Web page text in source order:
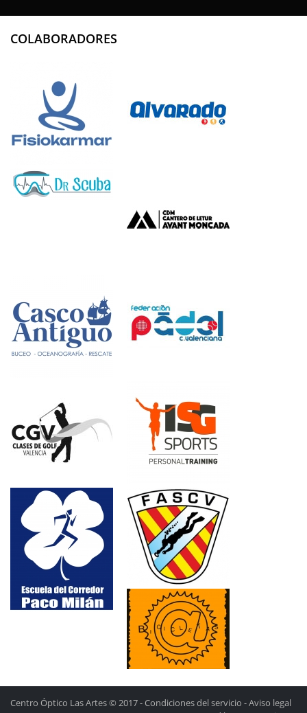
COLABORADORES
Centro Óptico Las Artes © 2017 -Condiciones del servicio -Aviso legal